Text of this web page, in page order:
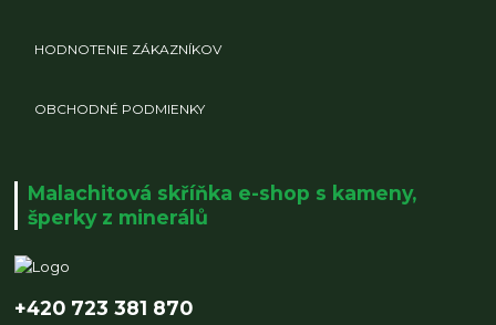
HODNOTENIE ZÁKAZNÍKOV
OBCHODNÉ PODMIENKY
Malachitová skříňka e-shop s kameny,
šperky z minerálů
+420 723 381 870